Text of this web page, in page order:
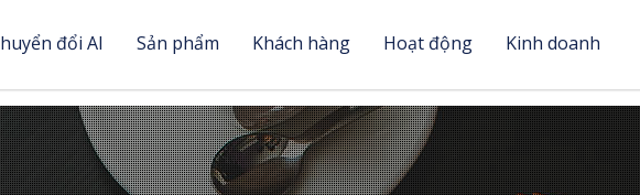
đổi AI Sản phẩm Khách hàng Hoạt động Kinh doanh